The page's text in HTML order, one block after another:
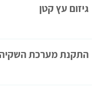
גיזום עץ קטן
התקנת מערכת